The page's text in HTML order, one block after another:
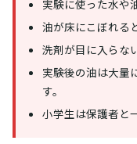
実験に使った水や
油が床にこぼれる
洗剤が目に入らな
実験後の油は大量
す。
小学生は保護者と